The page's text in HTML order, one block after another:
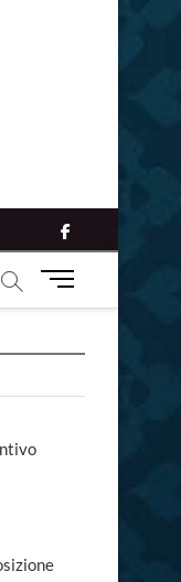
facebook
M
u
u